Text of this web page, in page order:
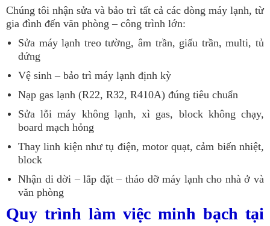
Chúng tôi nhận sửa và bảo trì tất cả các dòng máy lạnh, từ
gia đình đến văn phòng – công trình lớn:
Sửa máy lạnh treo tường, âm trần, giấu trần, multi, tủ
đứng
Vệ sinh – bảo trì máy lạnh định kỳ
Nạp gas lạnh (R22, R32, R410A) đúng tiêu chuẩn
Sửa lỗi máy không lạnh, xì gas, block không chạy,
board mạch hỏng
Thay linh kiện như tụ điện, motor quạt, cảm biến nhiệt,
block
Nhận di dời – lắp đặt – tháo dỡ máy lạnh cho nhà ở và
văn phòng
Quy trình làm việc minh bạch tại